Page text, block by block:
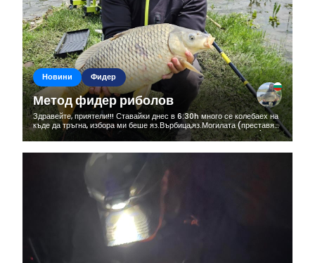
Новини Фидер
Метод фидер риболов
Здравейте, приятели!!! Ставайки днес в 6:30h много се колебаех на
къде да тръгна, избора ми беше яз.Върбица,яз.Могилата (преставях
си как утре всички ме псуват,че съм набол новите риби 🤣🤣🤣) и...